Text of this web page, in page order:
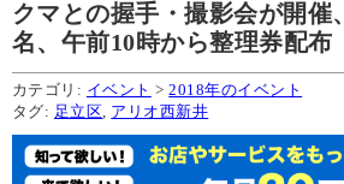
クマとの握手・撮影会が開催
名、午前10時から整理券配布
カテゴリ: イベント >2018年のイベント
タグ: 足立区 アリオ西新井